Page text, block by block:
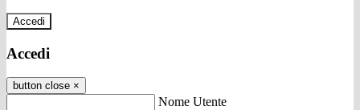
Accedi
Accedi
button close ×
Nome Utente